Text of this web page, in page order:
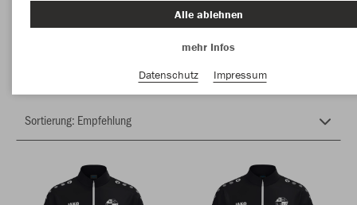
Alle ablehnen
mehr Infos
Datenschutz
Impressum